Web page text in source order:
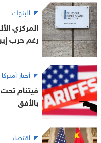
البنوك
المركزي
رغم حرب
أخبار أميركا
فيتنام
بالأفق
اقتصاد